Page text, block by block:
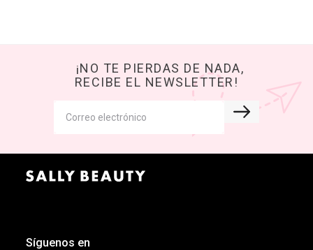
¡NO TE PIERDAS DE NADA,
RECIBE EL NEWSLETTER!
Síguenos en